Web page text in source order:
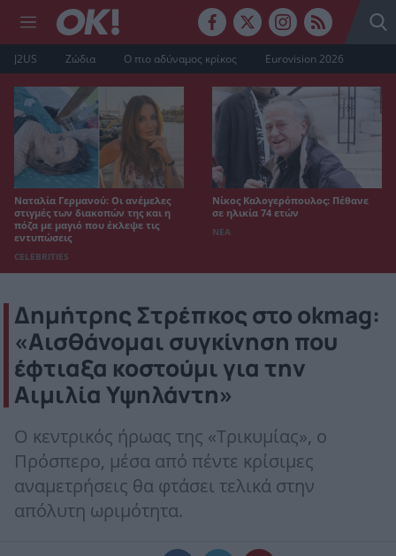
J2US Ζώδια Ο πιο αδύναμος κρίκος Eurovision 2026
Ναταλία Γερμανού: Οι ανέμελες
στιγμές των διακοπών της και η
πόζα με μαγιό που έκλεψε τις
εντυπώσεις
CELEBRITIES
Νίκος Καλογερόπουλος: Πέθανε
σε ηλικία 74 ετών
ΝΕΑ
Δημήτρης Στρέπκος στο okmag:
«Αισθάνομαι συγκίνηση που
έφτιαξα κοστούμι για την
Αιμιλία Υψηλάντη»
Ο κεντρικός ήρωας της «Τρικυμίας», ο
Πρόσπερο, μέσα από πέντε κρίσιμες
αναμετρήσεις θα φτάσει τελικά στην
απόλυτη ωριμότητα.